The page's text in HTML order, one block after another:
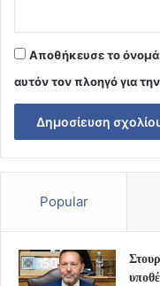
Αποθήκευσε το όνομά
αυτόν τον πλοηγό για
Popular